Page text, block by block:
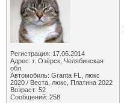
Регистрация: 17.06.2014
Адрес: г. Озёрск, Челябинская
обл.
Автомобиль: Granta FL, люкс
2020 / Веста, люкс, Платина 2022
Возраст: 52
Сообщений: 258